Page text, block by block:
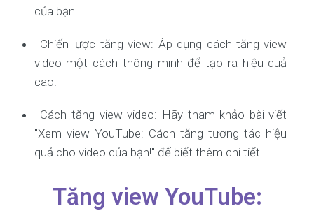
của bạn.
Chiến lược tăng view: Áp dụng cách tăng view
video một cách thông minh để tạo ra hiệu quả
cao.
Cách tăng view video: Hãy tham khảo bài viết
"Xem view YouTube: Cách tăng tương tác hiệu
quả cho video của bạn!" để biết thêm chi tiết.
Tăng view YouTube: